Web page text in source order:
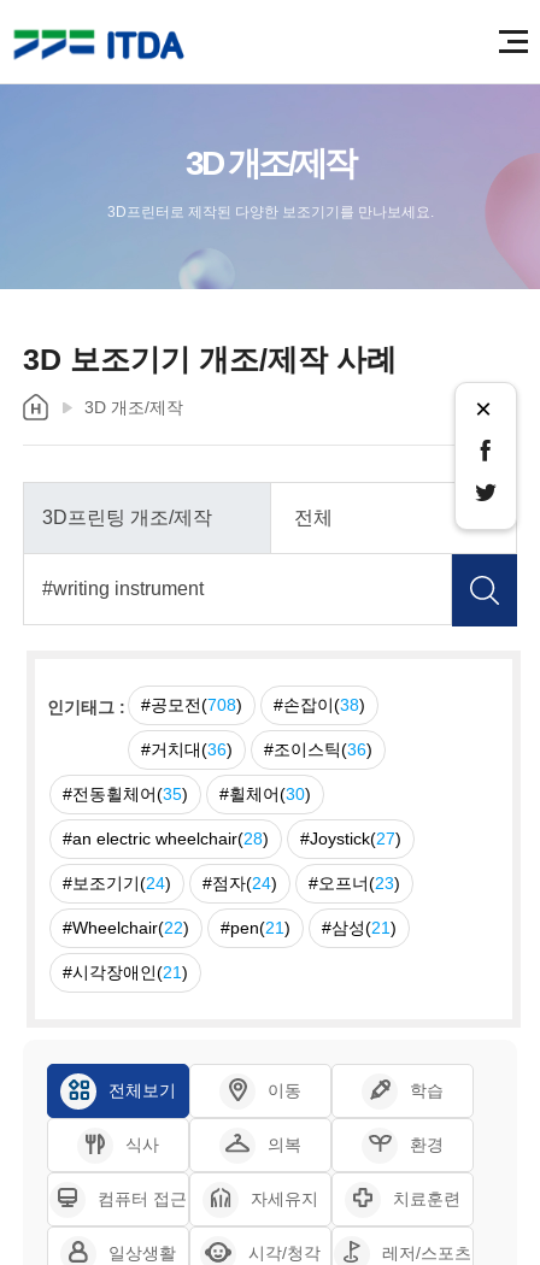
3D 개조/제작
3D프린터로 제작된 다양한 보조기기를 만나보세요.
3D 보조기기 개조/제작 사례
3D 개조/제작 ×
인기태그 : #공모전(708) #손잡이(38)
#거치대(36) #조이스틱(36)
#전동휠체어(35) #휠체어(30)
#an electric wheelchair(28) #Joystick(27)
#보조기기(24) #점자(24) #오프너(23)
#Wheelchair(22) #pen(21) #삼성(21)
#시각장애인(21)
전체보기 이동 학습
식사 의복 환경
컴퓨터 접근 자세유지 치료훈련
일상생활 시각/청각 레저/스포츠